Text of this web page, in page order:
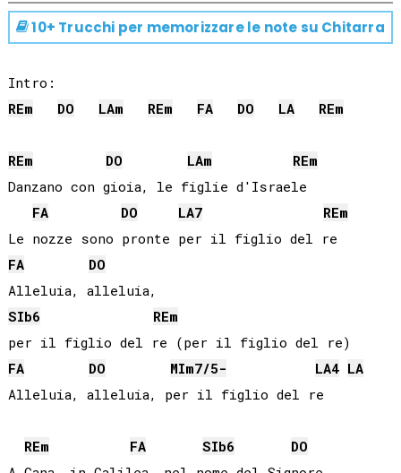
10+ Trucchi per memorizzare le note su Chitarra
REm DO LAm REm FA DO LA REm
REm DO LAm REm
Danzano con gioia, le figlie d'Israele
FA
DO LA7 REm
FA
DO
SIb6 REm
FA
DO MIm7/5- LA4 LA
Alleluia, alleluia, per il figlio del re
REm FA SIb6
DO